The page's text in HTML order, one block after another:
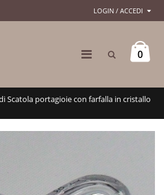
LOGIN / ACCEDI
0
Scatola portagioie con farfalla in cristallo